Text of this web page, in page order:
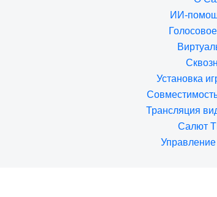
ИИ-
Установка
Трансляция
Салют